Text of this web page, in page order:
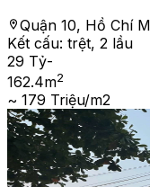
Quận 10, Hồ Chí
Kết cấu: trệt, 2 lầu
29 Tỷ-
162.4m2
~ 179 Triệu/m2